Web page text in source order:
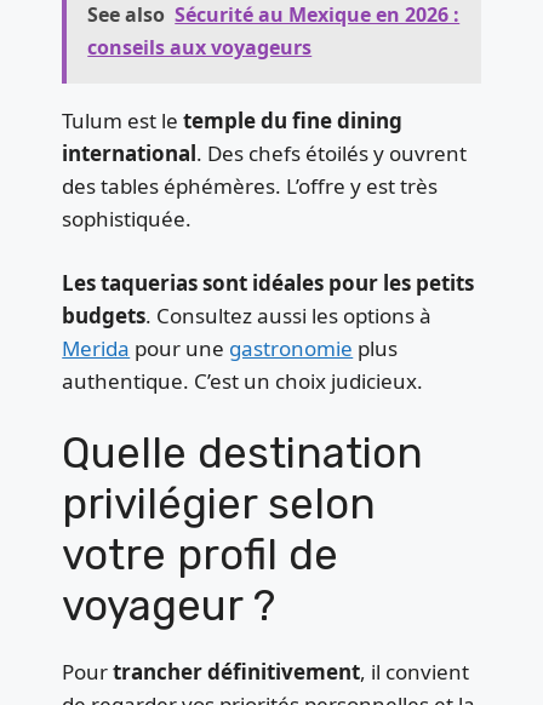
See also Sécurité au Mexique en 2026 :
conseils aux voyageurs
Tulum est letemple du fine dining
international. Des chefs étoilés y ouvrent
des tables éphémères. L’offre y est très
sophistiquée.
Les taquerias sont idéales pour les petits
budgets. Consultez aussi les options à
Merida pour une gastronomie plus
authentique. C’est un choix judicieux.
Quelle destination
privilégier selon
votre profil de
voyageur ?
Pourtrancher définitivement, il convient